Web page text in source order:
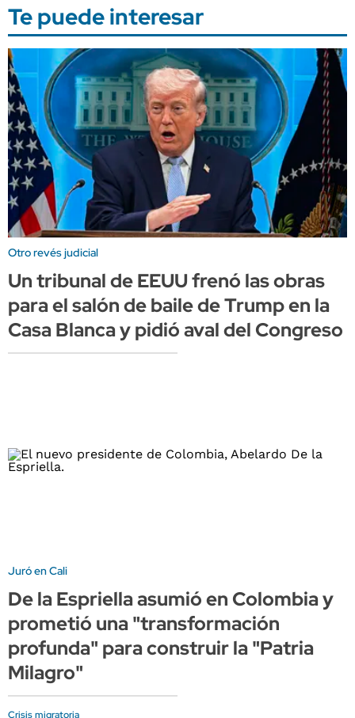
Te puede interesar
Otro revés judicial
Un tribunal de EEUU frenó las obras
para el salón de baile de Trump en la
Casa Blanca y pidió aval del Congreso
Juró en Cali
De la Espriella asumió en Colombia y
prometió una "transformación
profunda" para construir la "Patria
Milagro"
Crisis migratoria